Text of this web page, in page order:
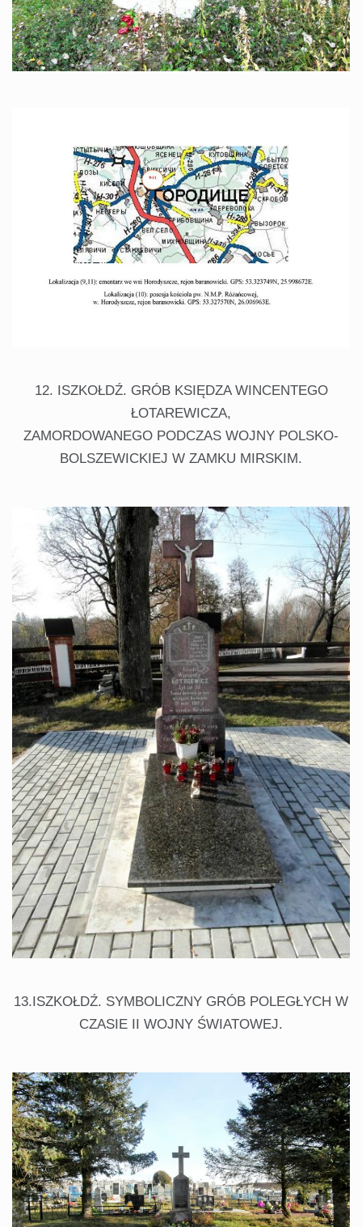
12. ISZKOŁDŹ. GRÓB KSIĘDZA WINCENTEGO
ŁOTAREWICZA,
ZAMORDOWANEGO PODCZAS WOJNY POLSKO-
BOLSZEWICKIEJ W ZAMKU MIRSKIM.
13.ISZKOŁDŹ. SYMBOLICZNY GRÓB POLEGŁYCH W
CZASIE II WOJNY ŚWIATOWEJ.